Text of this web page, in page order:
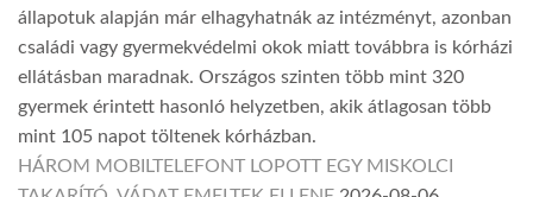
állapotuk alapján már elhagyhatnák az intézményt, azonban
családi vagy gyermekvédelmi okok miatt továbbra is kórházi
ellátásban maradnak. Országos szinten több mint 320
gyermek érintett hasonló helyzetben, akik átlagosan több
mint 105 napot töltenek kórházban.
HÁROM MOBILTELEFONT LOPOTT EGY MISKOLCI